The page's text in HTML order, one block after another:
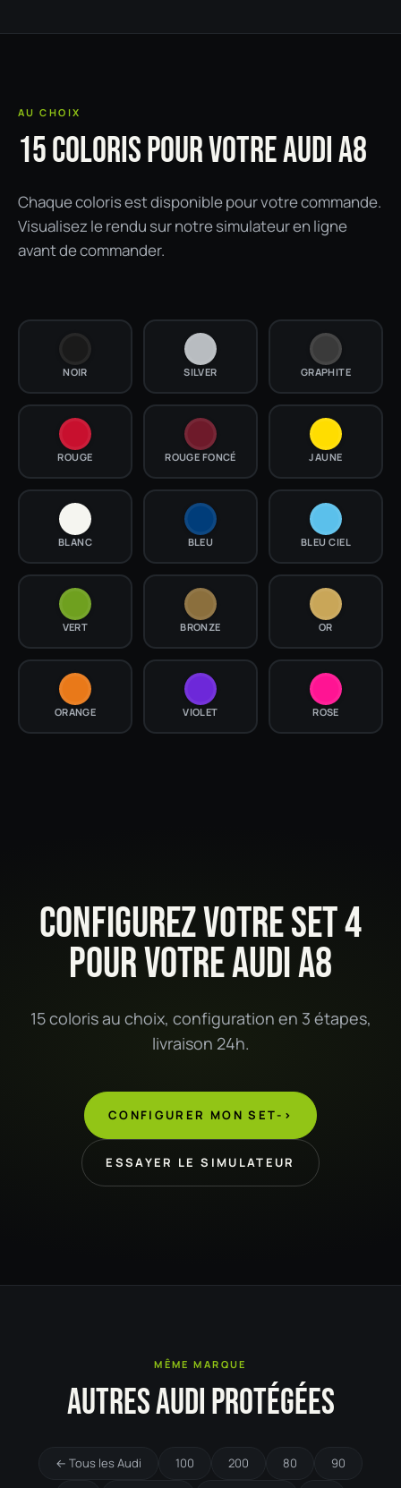
AU CHOIX
15 COLORIS POUR VOTRE AUDI A8
Chaque coloris est disponible pour votre commande.
Visualisez le rendu sur notre simulateur en ligne
avant de commander.
NOIR SILVER GRAPHITE
ROUGE ROUGE FONCÉ JAUNE
BLANC BLEU BLEU CIEL
VERT BRONZE OR
ORANGE VIOLET ROSE
CONFIGUREZ VOTRE SET 4
POUR VOTRE AUDI A8
15 coloris au choix, configuration en 3 étapes,
livraison 24h.
CONFIGURER MON SET->
ESSAYER LE SIMULATEUR
MÊME MARQUE
AUTRES AUDI PROTÉGÉES
← Tous les Audi 100 200 80 90